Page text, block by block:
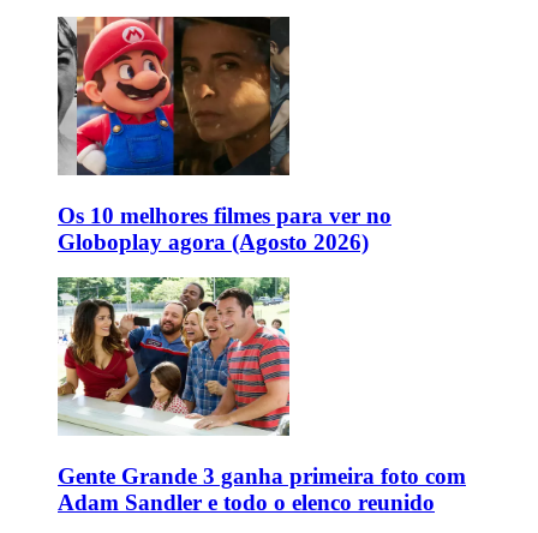
Os 10 melhores filmes para ver no
Globoplay agora (Agosto 2026)
Gente Grande 3 ganha primeira foto com
Adam Sandler e todo o elenco reunido